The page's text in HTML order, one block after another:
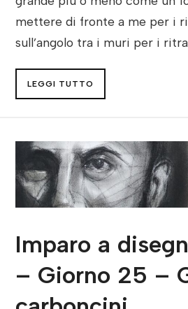
mettere di fronte a me per i
sull’angolo tra i muri per i
LEGGI TUTTO
Imparo a
– Giorno 25 –